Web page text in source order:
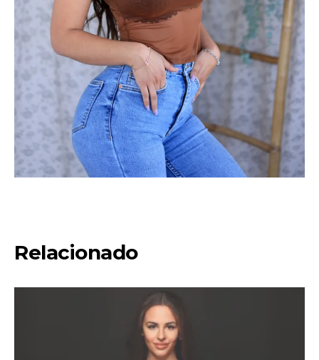
Relacionado